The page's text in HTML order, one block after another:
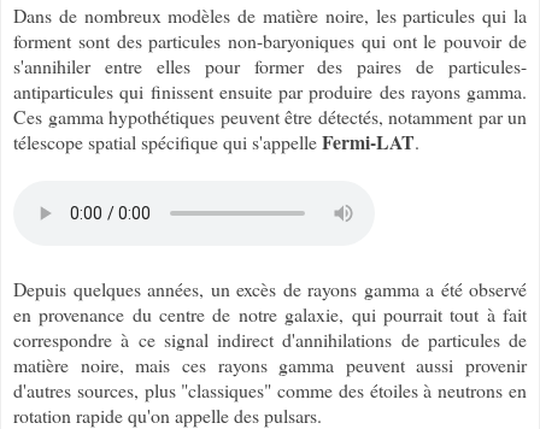
Dans de nombreux modèles de matière noire, les particules qui la
forment sont des particules non-baryoniques qui ont le pouvoir de
s'annihiler entre elles pour former des paires de particules-
antiparticules qui finissent ensuite par produire des rayons gamma.
Ces gamma hypothétiques peuvent être détectés, notamment par un
télescope spatial spécifique qui s'appelleFermi-LAT.
Depuis quelques années, un excès de rayons gamma a été observé
en provenance du centre de notre galaxie, qui pourrait tout à fait
correspondre à ce signal indirect d'annihilations de particules de
matière noire, mais ces rayons gamma peuvent aussi provenir
d'autres sources, plus "classiques" comme des étoiles à neutrons en
rotation rapide qu'on appelle des pulsars.